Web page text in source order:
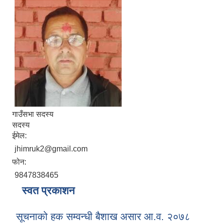
गाउँसभा सदस्य
सदस्य
ईमेल:
jhimruk2@gmail.com
फोन:
9847838465
स्वत प्रकाशन
सूचनाको हक सम्वन्धी बैशाख असार आ.व. २०७८